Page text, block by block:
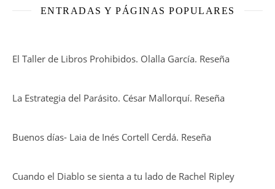
ENTRADAS Y PÁGINAS POPULARES
El Taller de Libros Prohibidos. Olalla García. Reseña
La Estrategia del Parásito. César Mallorquí. Reseña
Buenos días- Laia de Inés Cortell Cerdá. Reseña
Cuando el Diablo se sienta a tu lado de Rachel Ripley